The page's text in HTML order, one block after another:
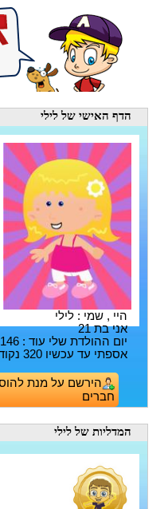
הדף האישי של לילי
היי , שמי : לילי
אני בת 21
יום ההולדת שלי עוד : 146 ימים
אספתי עד עכשיו 320 נקודות
הירשם על מנת
חברים
המדליות של לילי